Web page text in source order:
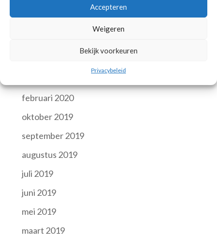
Accepteren
Weigeren
Bekijk voorkeuren
Privacybeleid
februari 2020
oktober 2019
september 2019
augustus 2019
juli 2019
juni 2019
mei 2019
maart 2019